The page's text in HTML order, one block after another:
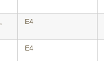
E4
E4